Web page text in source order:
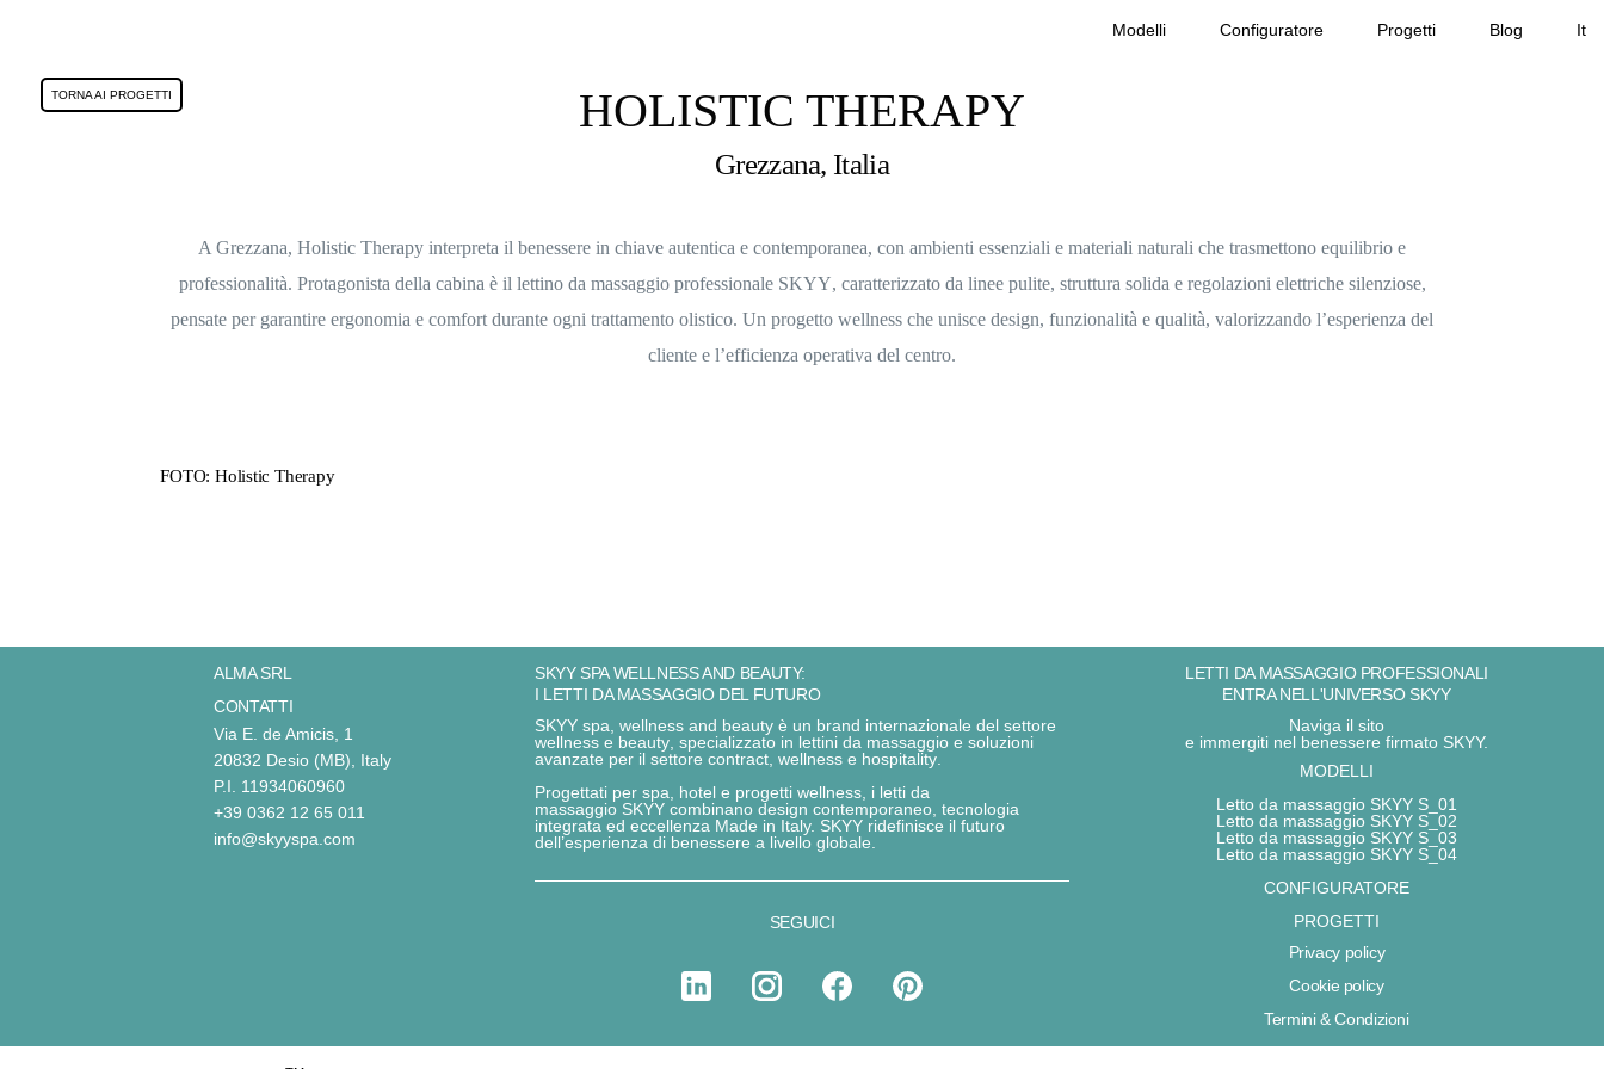
Modelli Configuratore Progetti Blog It
TORNA AI PROGETTI HOLISTIC THERAPY
Grezzana, Italia
A Grezzana, Holistic Therapy interpreta il benessere in chiave autentica e contemporanea, con ambienti essenziali e materiali naturali che trasmettono equilibrio e
professionalità. Protagonista della cabina è il lettino da massaggio professionale SKYY, caratterizzato da linee pulite, struttura solida e regolazioni elettriche silenziose,
pensate per garantire ergonomia e comfort durante ogni trattamento olistico. Un progetto wellness che unisce design, funzionalità e qualità, valorizzando l’esperienza del
cliente e l’efficienza operativa del centro.
FOTO: Holistic Therapy
ALMA SRL
CONTATTI
Via E. de Amicis, 1
20832 Desio (MB), Italy
P.I. 11934060960
+39 0362 12 65 011
info@skyyspa.com
SKYY SPA WELLNESS AND BEAUTY:
I LETTI DA MASSAGGIO DEL FUTURO
SKYY spa, wellness and beautyè un brand internazionale del settore
wellness e beauty, specializzato in lettini da massaggioe soluzioni
avanzate per il settore contract, wellness e hospitality.
Progettati per spa, hotel e progetti wellness, i letti da
massaggioSKYYcombinano design contemporaneo, tecnologia
integrata ed eccellenza Made in Italy. SKYY ridefinisce il futuro
dell’esperienza di benessere a livello globale.
SEGUICI
LETTI DA MASSAGGIO PROFESSIONALI
ENTRA NELL'UNIVERSO SKYY
Naviga il sito
e immergiti nel benessere firmato SKYY.
MODELLI
Letto da massaggio SKYY S_01
Letto da massaggio SKYY S_02
Letto da massaggio SKYY S_03
Letto da massaggio SKYY S_04
CONFIGURATORE
PROGETTI
Privacy policy
Cookie policy
Termini & Condizioni